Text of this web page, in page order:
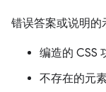
错误答案或说明的
编造的 CSS
不存在的元